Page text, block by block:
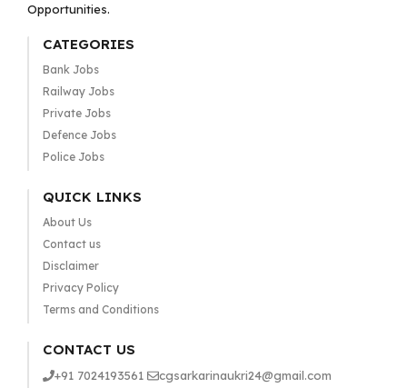
Opportunities.
CATEGORIES
Bank Jobs
Railway Jobs
Private Jobs
Defence Jobs
Police Jobs
QUICK LINKS
About Us
Contact us
Disclaimer
Privacy Policy
Terms and Conditions
CONTACT US
+91 7024193561 cgsarkarinaukri24@gmail.com